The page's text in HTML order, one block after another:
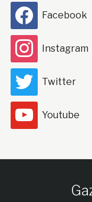
Facebook
Instagram
Twitter
Youtube